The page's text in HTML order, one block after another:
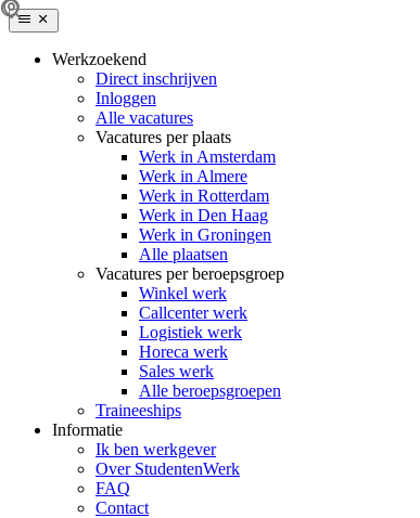
Werkzoekend
Direct inschrijven
Inloggen
Alle vacatures
Vacatures per plaats
Werk in Amsterdam
Werk in Almere
Werk in Rotterdam
Werk in Den Haag
Werk in Groningen
Alle plaatsen
Vacatures per beroepsgroep
Winkel werk
Callcenter werk
Logistiek werk
Horeca werk
Sales werk
Alle beroepsgroepen
Traineeships
Informatie
Ik ben werkgever
Over StudentenWerk
FAQ
Contact